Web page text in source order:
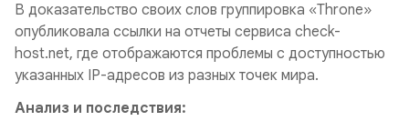
В доказательство своих слов группировка «Throne»
опубликовала ссылки на отчеты сервиса check-
host.net, где отображаются проблемы с доступностью
указанных IP-адресов из разных точек мира.
Анализ и последствия: